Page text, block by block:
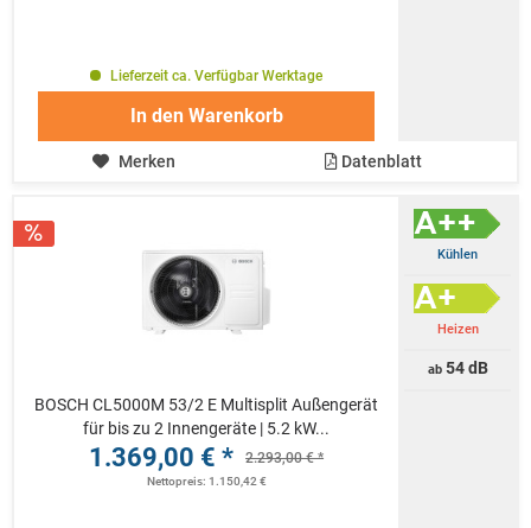
Lieferzeit ca. Verfügbar Werktage
In den Warenkorb
Merken Datenblatt
BOSCH CL5000M 53/2 E Multisplit Außengerät
für bis zu 2 Innengeräte | 5.2 kW...
1.369,00 € * 2.293,00 € *
Nettopreis: 1.150,42 €
Kühlen
Heizen
ab54 dB